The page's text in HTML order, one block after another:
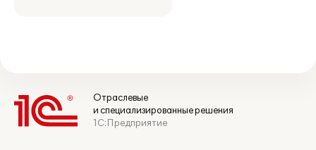
Отраслевые
и специализированные решения
1С:Предприятие